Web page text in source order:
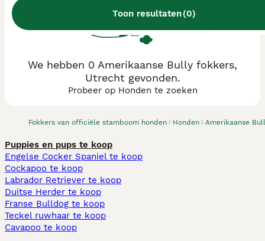
Toon resultaten(0)
Fokkers van officiële stamboom honden Honden Amerikaanse
We hebben 0 Amerikaanse Bully fokkers,
Utrecht gevonden.
Probeer op Honden te zoeken
Puppies en pups te koop
Engelse Cocker Spaniel te koop
Cockapoo te koop
Labrador Retriever te koop
Duitse Herder te koop
Franse Bulldog te koop
Teckel ruwhaar te koop
Cavapoo te koop